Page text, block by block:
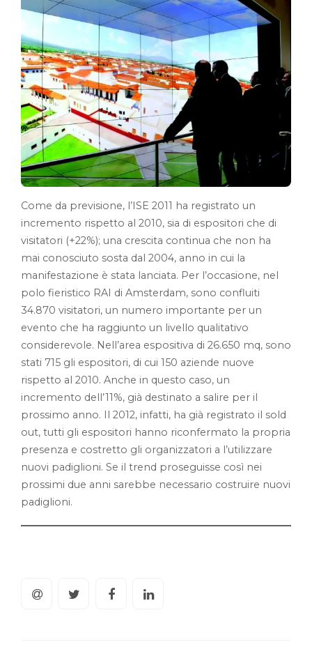
Come da previsione, l’ISE 2011 ha registrato un
incremento rispetto al 2010, sia di espositori che di
visitatori (+22%); una crescita continua che non ha
mai conosciuto sosta dal 2004, anno in cui la
manifestazione è stata lanciata. Per l’occasione, nel
polo fieristico RAI di Amsterdam, sono confluiti
34.870 visitatori, un numero importante per un
evento che ha raggiunto un livello qualitativo
considerevole. Nell’area espositiva di 26.650 mq, sono
stati 715 gli espositori, di cui 150 aziende nuove
rispetto al 2010. Anche in questo caso, un
incremento dell’11%, già destinato a salire per il
prossimo anno. Il 2012, infatti, ha già registrato il sold
out, tutti gli espositori hanno riconfermato la propria
presenza e costretto gli organizzatori a l’utilizzare
nuovi padiglioni. Se il trend proseguisse così nei
prossimi due anni sarebbe necessario costruire nuovi
padiglioni.